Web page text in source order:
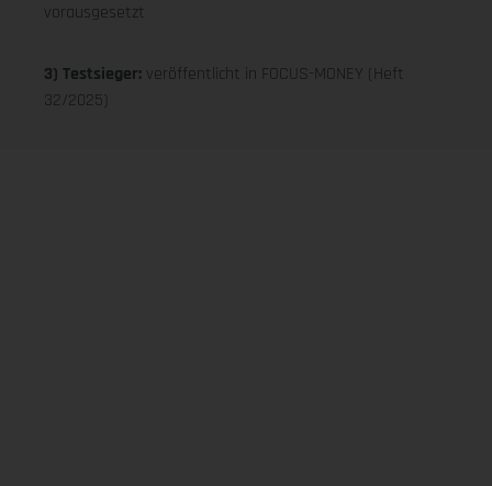
vorausgesetzt
3) Testsieger: veröffentlicht in FOCUS-MONEY (Heft
32/2025)